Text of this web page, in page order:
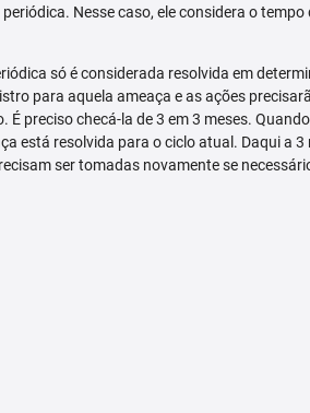
Nesse caso, ele considera o tempo
só é considerada resolvida em
para aquela ameaça e as ações
preciso checá-la de 3 em 3 meses.
está resolvida para o ciclo atual. Daqui a 3
ser tomadas novamente se